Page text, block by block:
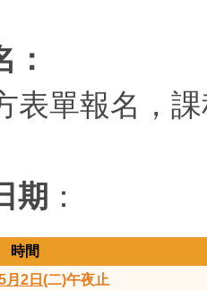
表單報名，
期 ：
時間
月2日(二)午夜止